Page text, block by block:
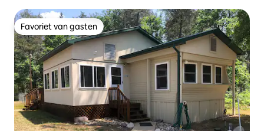
Favoriet van gasten
Favoriet van gasten